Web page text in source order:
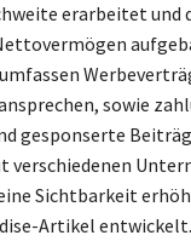
erarbeitet und
sowie
gesponserte
verschiedenen
Sichtbarkeit
Artikel